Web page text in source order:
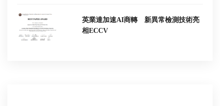
英業達加速AI商轉 新異常檢測技術亮
相ECCV